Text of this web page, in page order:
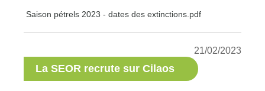
Saison pétrels 2023 - dates des extinctions.pdf
21/02/2023
La SEOR recrute sur Cilaos